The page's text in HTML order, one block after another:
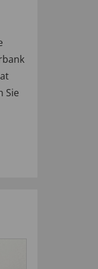
Sie